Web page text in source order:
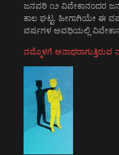
ಜನವರಿ ೧೨ ವಿವೇಕಾನಂದರ
ಕಾಲ ಘಟ್ಟ. ಹೀಗಾಗಿಯೇ ಈ
ವರ್ಷಗಳ ಅವಧಿಯಲ್ಲಿ
ನಮ್ಮೊಳಗೆ ಅನಾಥರಾಗುತ್ತಿರುವ